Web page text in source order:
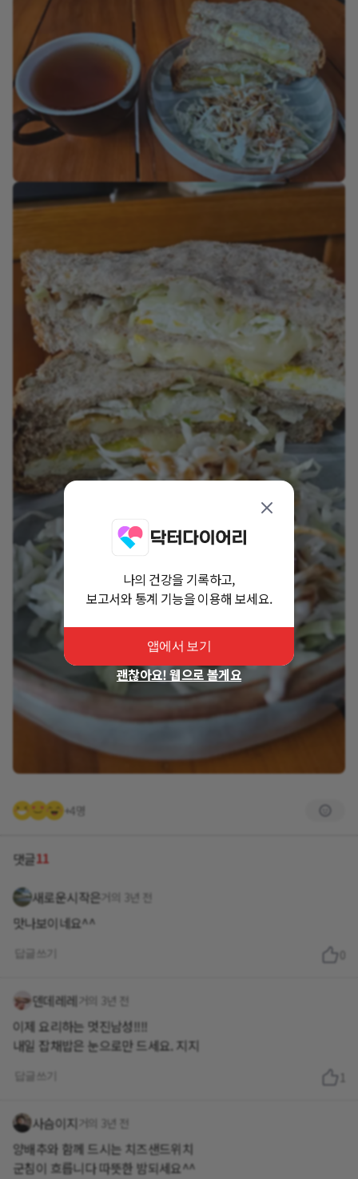
+4명
댓글11
새로운시작은 거의 3년 전
맛나보이네요^^
덴데레레 거의 3년 전
이제 요리하는 멋진남성!!!!
내일 잡채밥은 눈으로만 드세요. 지지
1
사슴이지 거의 3년 전
양배추와 함께 드시는 치즈샌드위치
군침이 흐릅니다 따뜻한 밤되세요^^
나의 건강을 기록하고,
보고서와 통계 기능을 이용해 보세요.
앱에서 보기
괜찮아요! 웹으로 볼게요